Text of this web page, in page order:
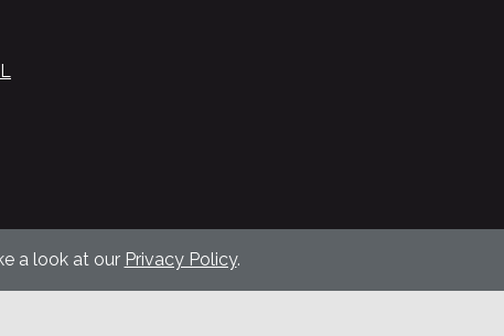
a look at our Privacy Policy.